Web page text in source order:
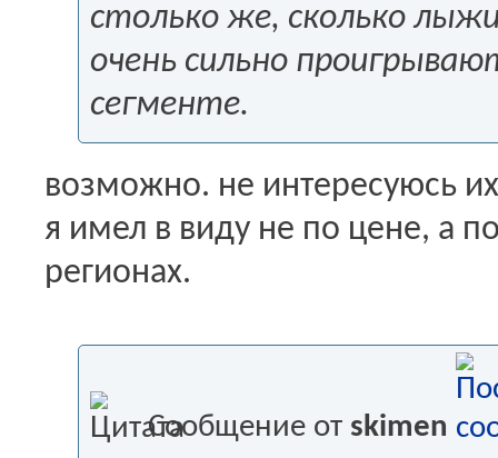
столько же, сколько
очень сильно
сегменте.
возможно. не интересуюсь
я имел в виду не по цене, а
регионах.
Сообщение от skimen